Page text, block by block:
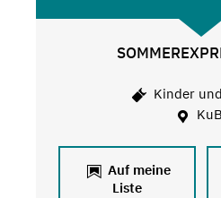
Kinder
Auf meine
Liste